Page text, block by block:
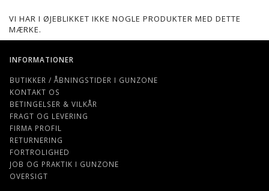
VI HAR I ØJEBLIKKET IKKE NOGLE PRODUKTER MED DETTE
MÆRKE.
INFORMATIONER
BUTIKKER / ÅBNINGSTIDER I GUNZONE
KONTAKT OS
BETINGELSER & VILKÅR
FRAGT OG LEVERING
FIRMA PROFIL
RETURNERING
FORTROLIGHED
JOB OG PRAKTIK I GUNZONE
OVERSIGT